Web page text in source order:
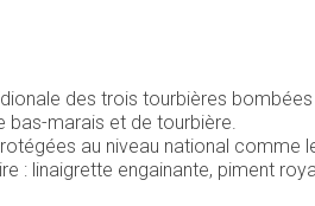
des trois tourbières
marais et de tourbière.
au niveau national comme
: linaigrette engainante, piment